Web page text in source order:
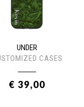
UNDER
CASES
€ 39,00